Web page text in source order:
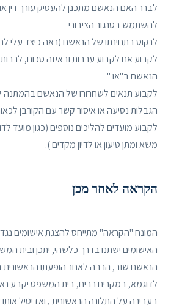
לברר האם הנאשם מתכנן להעסיק עורך דין
להשתמש בסנגור הציבורי
לנקוט בתחינתו של הנאשם (ראה כיצד עלי
לקבוע אם לקבוע ערבות ובאיזה סכום,
הנאשם ב"או "
לקבוע תנאים לשחרורו של הנאשם בהמתנה
הגבלות נסיעה או איסור קשר עם הקורבן
לקבוע מועדים להליכים נוספים (כגון מועד
משא ומתן טיעון או לדיון מקדים ).
הקראה לאחר מכן
המונח "הקראה" מתייחס להצגת אישומים
האישומים ישתנו בדרך כלשהי, יתכן ובית
הנאשם שוב, הרבה לאחר הופעתו
לדוגמא, במקרים רבים, בית המשפט יקבע
בעבירה על התלונה הראשונית , ואז יטיל